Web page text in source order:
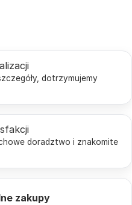
dotrzymujemy
doradztwo i znakomite
zakupy